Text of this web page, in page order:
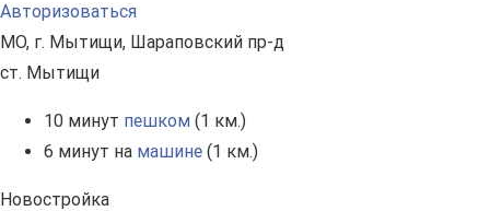
Авторизоваться
МО, г. Мытищи, Шараповский пр-д
ст. Мытищи
10 минут пешком (1 км.)
6 минут на машине (1 км.)
Новостройка